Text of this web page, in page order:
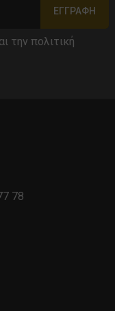
ΕΓΓΡΑΦΉ
την πολιτική
78